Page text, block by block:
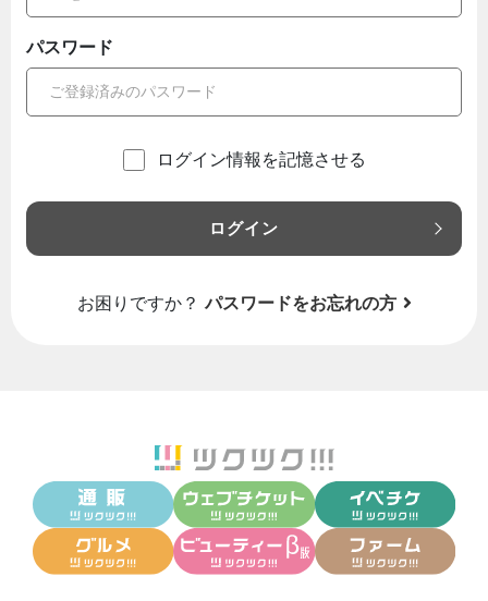
パスワード
ログイン情報を記憶させる
ログイン
お困りですか？ パスワードをお忘れの方